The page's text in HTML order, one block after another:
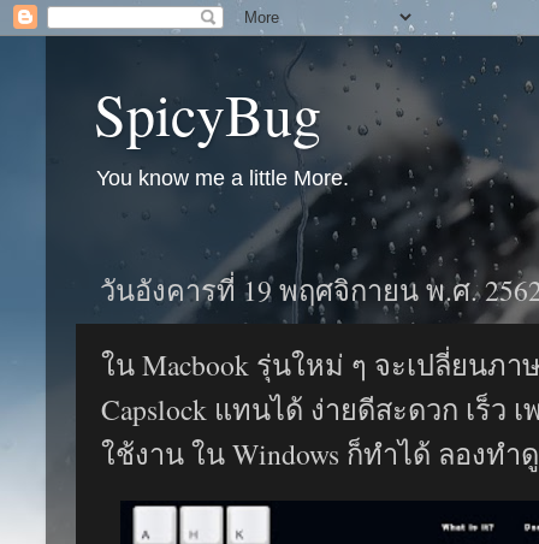
SpicyBug
You know me a little More.
วันอังคารที่ 19 พฤศจิกายน พ.ศ.
ใน Macbook รุ่นใหม่ ๆ จะเปลี่ยนภ
Capslock แทนได้ ง่ายดีสะดวก เร็ว
ใช้งาน ใน Windows ก็ทำได้ ลองทำ